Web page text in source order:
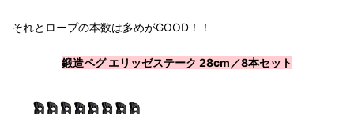
それとロープの本数は多めがGOOD！！
鍛造ペグ エリッゼステーク 28cm／8本セット